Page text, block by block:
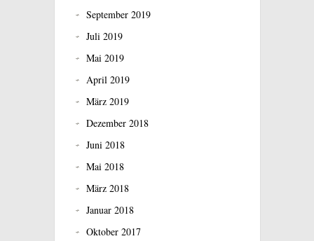
September 2019
Juli 2019
Mai 2019
April 2019
März 2019
Dezember 2018
Juni 2018
Mai 2018
März 2018
Januar 2018
Oktober 2017